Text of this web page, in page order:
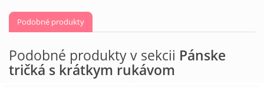
Podobné produkty
Podobné produkty v sekcii Pánske
tričká s krátkym rukávom